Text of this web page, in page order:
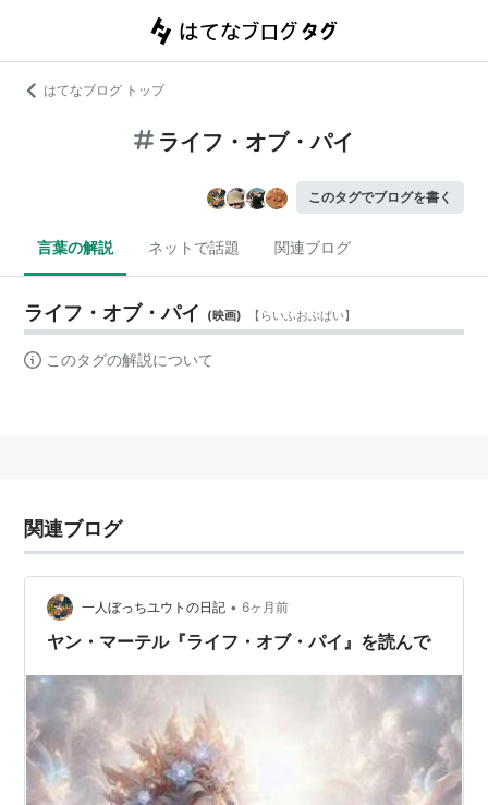
はてなブログ トップ
ライフ・オブ・パイ
このタグでブログを書く
言葉の解説 ネットで話題 関連ブログ
ライフ・オブ・パイ (映画) 【 らいふおぶぱい】
このタグの解説について
関連ブログ
一人ぼっちユウトの日記 • 6ヶ月前
ヤン・マーテル『ライフ・オブ・パイ』を読んで